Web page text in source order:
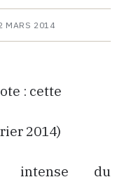
MARS 2014
: cette
2014)
intense du